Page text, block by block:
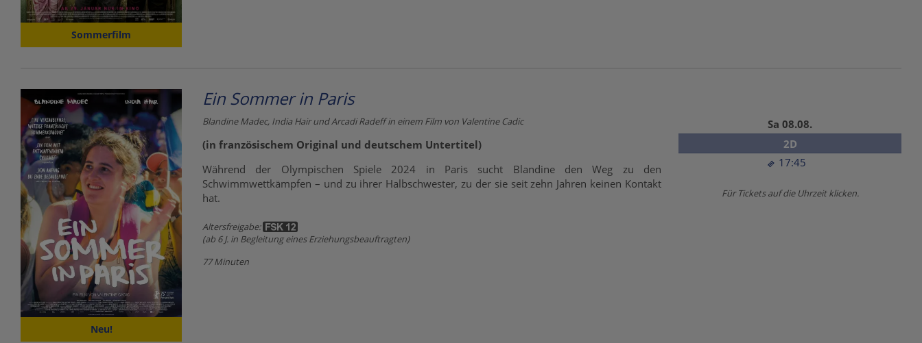
Sommerfilm
Neu!
Ein Sommer in Paris
Sa 08.08.
17:45
2D
Für Tickets auf die Uhrzeit klicken.
Blandine Madec, India Hair und Arcadi Radeff in einem Film von Valentine Cadic
(in französischem Original und deutschem Untertitel)
Während der Olympischen Spiele 2024 in Paris sucht Blandine den Weg zu den
Schwimmwettkämpfen – und zu ihrer Halbschwester, zu der sie seit zehn Jahren keinen Kontakt
hat.
Altersfreigabe:
(ab 6 J. in Begleitung eines Erziehungsbeauftragten)
77 Minuten